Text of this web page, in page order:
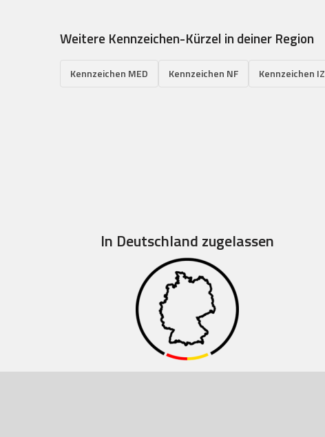
Weitere Kennzeichen-Kürzel in deiner Region
Kennzeichen MED Kennzeichen NF Kennzeichen IZ
In Deutschland zugelassen